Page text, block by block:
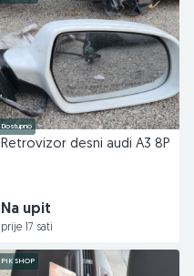
Dostupno
Retrovizor desni audi A3 8P
Na upit
prije 17 sati
PIK SHOP